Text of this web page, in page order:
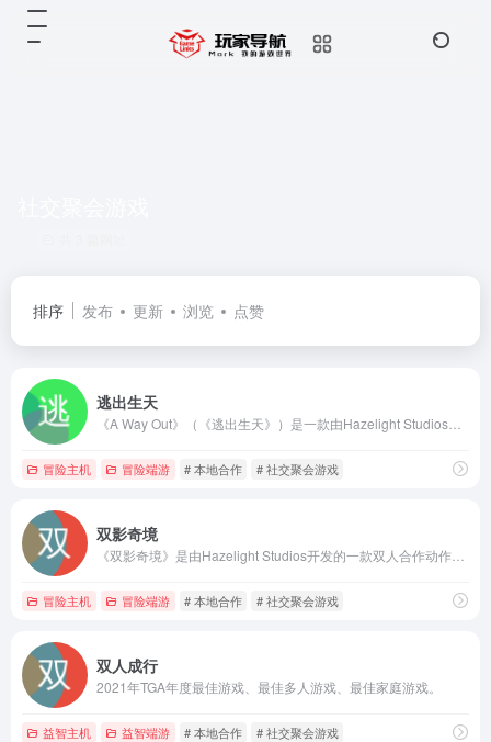
排序 发布 更新 浏览 点赞
逃出生天
冒险主机 冒险端游 # 本地合作 # 社交聚会游戏
双影奇境
冒险主机 冒险端游 # 本地合作 # 社交聚会游戏
双人成行
2021年TGA年度最佳游戏、最佳多人游戏、最佳家庭游戏。
益智主机 益智端游 # 本地合作 # 社交聚会游戏